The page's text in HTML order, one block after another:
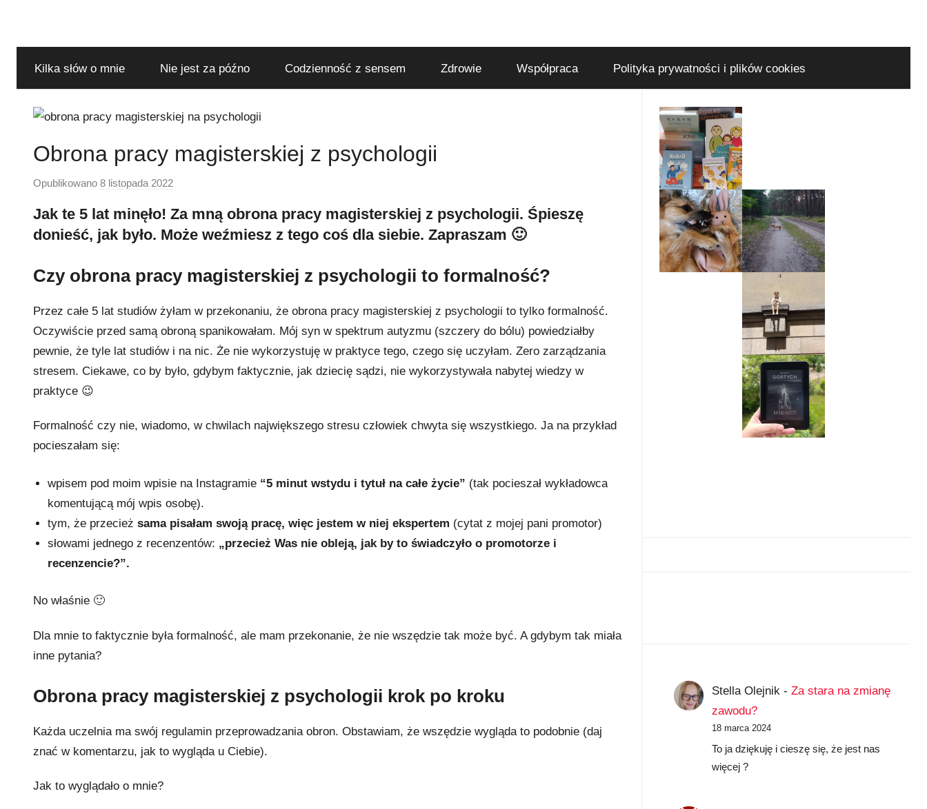
treści
Kilka słów o mnie
Nie jest za późno Codzienność z sensem Zdrowie Współpraca Polityka prywatności i plików cookies
Obrona pracy magisterskiej z psychologii
Opublikowano 8 listopada 2022
z
e
S
e
l
l
O
k
Jak te 5 lat minęło! Za mną obrona pracy magisterskiej z psychologii. Śpieszę
donieść, jak było. Może weźmiesz z tego coś dla siebie. Zapraszam 🙂
Czy obrona pracy magisterskiej z psychologii to formalność?
Przez całe 5 lat studiów żyłam w przekonaniu, że obrona pracy magisterskiej z psychologii to tylko formalność.
Oczywiście przed samą obroną spanikowałam. Mój syn w spektrum autyzmu (szczery do bólu) powiedziałby
pewnie, że tyle lat studiów i na nic. Że nie wykorzystuję w praktyce tego, czego się uczyłam. Zero zarządzania
stresem. Ciekawe, co by było, gdybym faktycznie, jak dziecię sądzi, nie wykorzystywała nabytej wiedzy w
praktyce 😉
Formalność czy nie, wiadomo, w chwilach największego stresu człowiek chwyta się wszystkiego. Ja na przykład
pocieszałam się:
wpisem pod moim wpisie na Instagramie “5 minut wstydu i tytuł na całe życie” (tak pocieszał wykładowca
komentującą mój wpis osobę).
tym, że przecież sama pisałam swoją pracę, więc jestem w niej ekspertem (cytat z mojej pani promotor)
słowami jednego z recenzentów: „przecież Was nie obleją, jak by to świadczyło o promotorze i
recenzencie?”.
No właśnie 🙂
Dla mnie to faktycznie była formalność, ale mam przekonanie, że nie wszędzie tak może być. A gdybym tak miała
inne pytania?
Obrona pracy magisterskiej z psychologii krok po kroku
Każda uczelnia ma swój regulamin przeprowadzania obron. Obstawiam, że wszędzie wygląda to podobnie (daj
znać w komentarzu, jak to wygląda u Ciebie).
Jak to wyglądało o mnie?
Stella Olejnik -Za stara na zmianę
zawodu?
18 marca 2024
To ja dziękuję i cieszę się, że jest nas
więcej ?